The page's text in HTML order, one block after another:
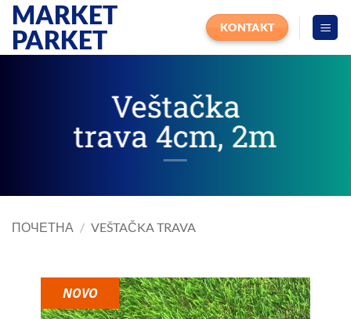
Прескочи
садржај
MARKET
PARKET
KONTAKT
Veštačka
trava 4cm, 2m
ПОЧЕТНА / VEŠTAČKA TRAVA
NOVO